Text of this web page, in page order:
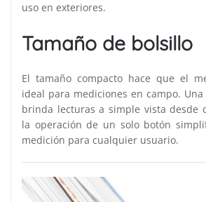
uso en exteriores.
Tamaño de bolsillo
El tamaño compacto hace que el
ideal para mediciones en campo.
brinda lecturas a simple vista desde
la operación de un solo botón
medición para cualquier usuario.